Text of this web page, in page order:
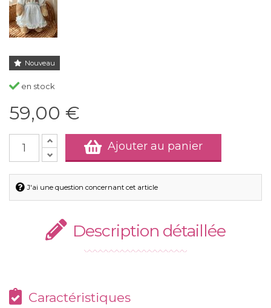
Nouveau
en stock
59,00 €
Ajouter au panier
J'ai une question concernant cet article
Description détaillée
Caractéristiques